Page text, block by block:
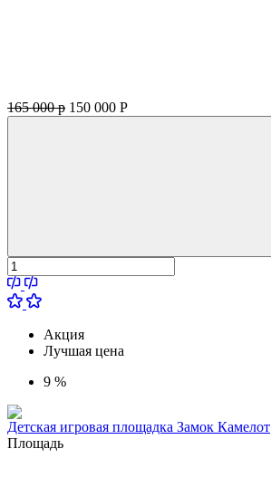
165 000 р 150 000 Р
Акция
Лучшая цена
9 %
Детская игровая площадка Замок Камелот
Площадь